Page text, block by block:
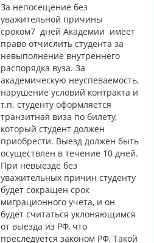
За непосещение без
уважительной причины
сроком7 дней Академии имеет
право отчислить студента за
невыполнение внутреннего
распорядка вуза. За
академическую неуспеваемость,
нарушение условий контракта и
т.п. студенту оформляется
транзитная виза по билету,
который студент должен
приобрести. Выезд должен быть
осуществлен в течение 10 дней.
При невыезде без
уважительных причин студенту
будет сокращен срок
миграционного учета, и он
будет считаться уклоняющимся
от выезда из РФ, что
преследуется законом РФ. Такой